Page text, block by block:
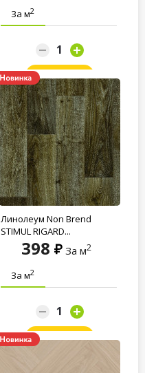
За м2
Заказать
Линолеум Non Brend
STIMUL RIGARD...
398 За м2
За м2
Заказать